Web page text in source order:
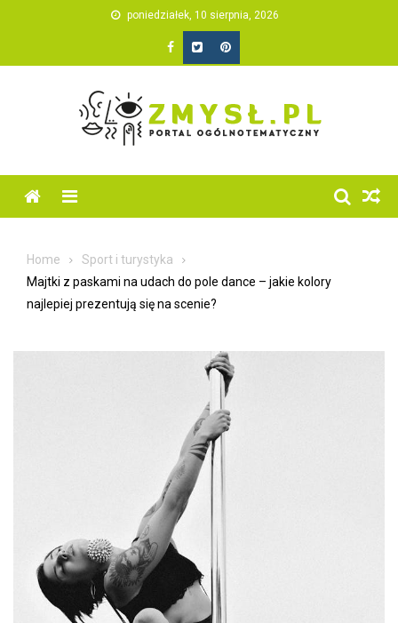
poniedziałek, 10 sierpnia, 2026
Home
Sport i turystyka
Majtki z paskami na udach do pole dance – jakie kolory
najlepiej prezentują się na scenie?